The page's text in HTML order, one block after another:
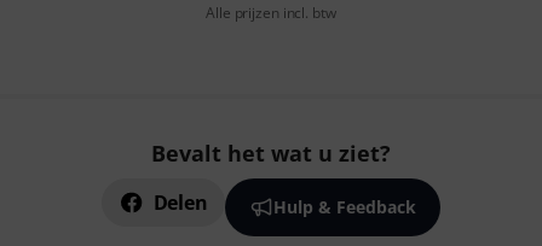
Alle prijzen incl. btw
Bevalt het wat u ziet?
Delen Hulp & Feedback